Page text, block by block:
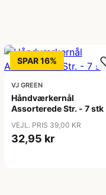
SPAR 16%
VJ GREEN
Håndværkernål
Assorterede Str. - 7 stk
VEJL. PRIS 39,00 KR
32,95 kr